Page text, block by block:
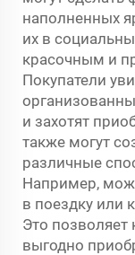
наполненных
их в
красочным и
Покупатели
и захотят
также могут
различные
Например,
в поездку или
Это позволяет
выгодно